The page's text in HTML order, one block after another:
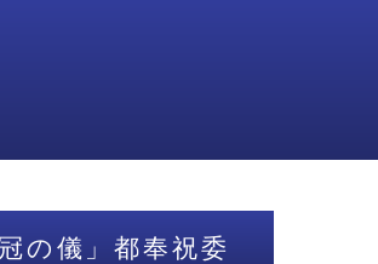
の儀」都奉祝委